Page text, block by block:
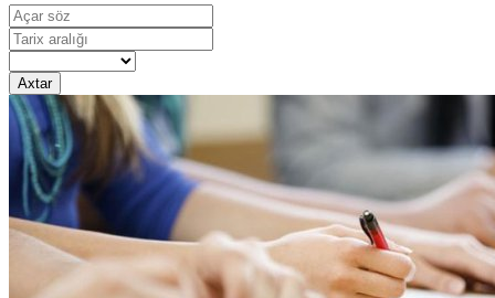
Axtar